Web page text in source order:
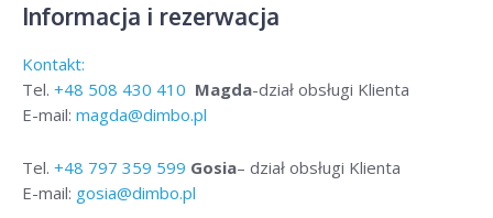
Informacja i rezerwacja
Kontakt:
Tel. +48 508 430 410 Magda-dział obsługi Klienta
E-mail: magda@dimbo.pl
Tel. +48 797 359 599 Gosia– dział obsługi Klienta
E-mail: gosia@dimbo.pl